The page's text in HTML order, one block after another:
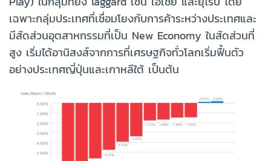
เฉพาะกลุ่มประเทศที่เชื่อมโยงกับการค้าระหว่างประเทศและ
มีสัดส่วนอุตสาหกรรมที่เป็น New Economy ในสัดส่วนที่
สูง เริ่มได้อานิสงส์จากการที่เศรษฐกิจทั่วโลกเริ่มฟื้นตัว
อย่างประเทศญี่ปุ่นและเกาหลีใต้ เป็นต้น